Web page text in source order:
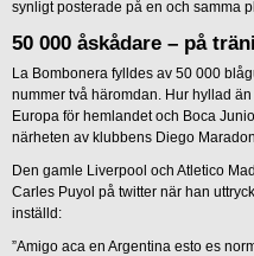
synligt posterade på en och samma
50 000 åskådare – på
La Bombonera fylldes av 50 000
nummer två häromdan. Hur hyllad
Europa för hemlandet och Boca
närheten av klubbens Diego
Den gamle Liverpool och Atletico
Carles Puyol på twitter när han
inställd:
”Amigo aca en Argentina esto es